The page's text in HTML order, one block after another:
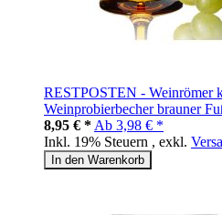
RESTPOSTEN - Weinrömer
Weinprobierbecher brauner
8,95 € * Ab 3,98 € *
Inkl. 19% Steuern , exkl.
In den Warenkorb